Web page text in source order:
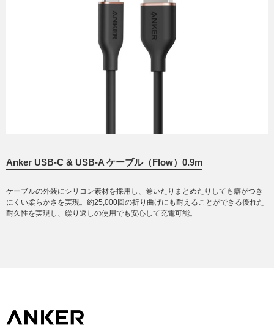
Anker USB-C & USB-A ケーブル（Flow）0.9m
ケーブルの外装にシリコン素材を採用し、巻いたりまとめたりしても癖がつき
にくい柔らかさを実現。約25,000回の折り曲げにも耐えることができる優れた
耐久性を実現し、繰り返しの使用でも安心して充電可能。